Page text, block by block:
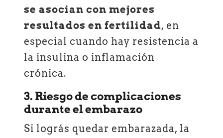
se asocian con mejores
resultados en fertilidad, en
especial cuando hay resistencia a
la insulina o inflamación
crónica.
3. Riesgo de complicaciones
durante el embarazo
Si lográs quedar embarazada, la